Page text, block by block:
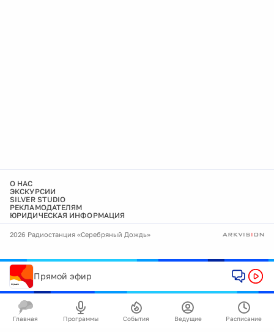
О НАС
ЭКСКУРСИИ
SILVER STUDIO
РЕКЛАМОДАТЕЛЯМ
ЮРИДИЧЕСКАЯ ИНФОРМАЦИЯ
2026 Радиостанция «Серебряный Дождь»
Прямой эфир
Главная Программы События Ведущие Расписание